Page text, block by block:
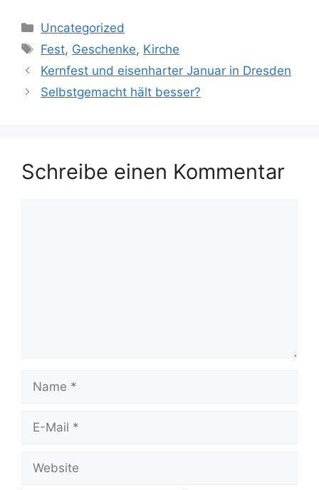
Kategorien
Uncategorized
Schlagwörter
Fest, Geschenke, Kirche
Kernfest und eisenharter Januar in Dresden
Selbstgemacht hält besser?
Schreibe einen Kommentar
Mail